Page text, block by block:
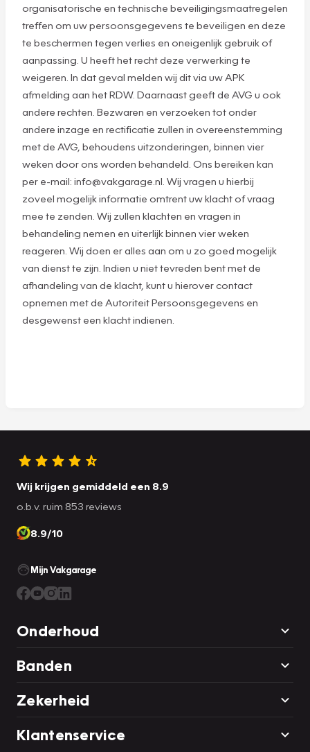
organisatorische en technische beveiligingsmaatregelen
treffen om uw persoonsgegevens te beveiligen en deze
te beschermen tegen verlies en oneigenlijk gebruik of
aanpassing. U heeft het recht deze verwerking te
weigeren. In dat geval melden wij dit via uw APK
afmelding aan het RDW. Daarnaast geeft de AVG u ook
andere rechten. Bezwaren en verzoeken tot onder
andere inzage en rectificatie zullen in overeenstemming
met de AVG, behoudens uitzonderingen, binnen vier
weken door ons worden behandeld. Ons bereiken kan
per e-mail: info@vakgarage.nl. Wij vragen u hierbij
zoveel mogelijk informatie omtrent uw klacht of vraag
mee te zenden. Wij zullen klachten en vragen in
behandeling nemen en uiterlijk binnen vier weken
reageren. Wij doen er alles aan om u zo goed mogelijk
van dienst te zijn. Indien u niet tevreden bent met de
afhandeling van de klacht, kunt u hierover contact
opnemen met de Autoriteit Persoonsgegevens en
desgewenst een klacht indienen.
Wij krijgen gemiddeld een 8.9
o.b.v. ruim 853 reviews
8.9/10
Mijn Vakgarage
Onderhoud
Banden
Zekerheid
Klantenservice